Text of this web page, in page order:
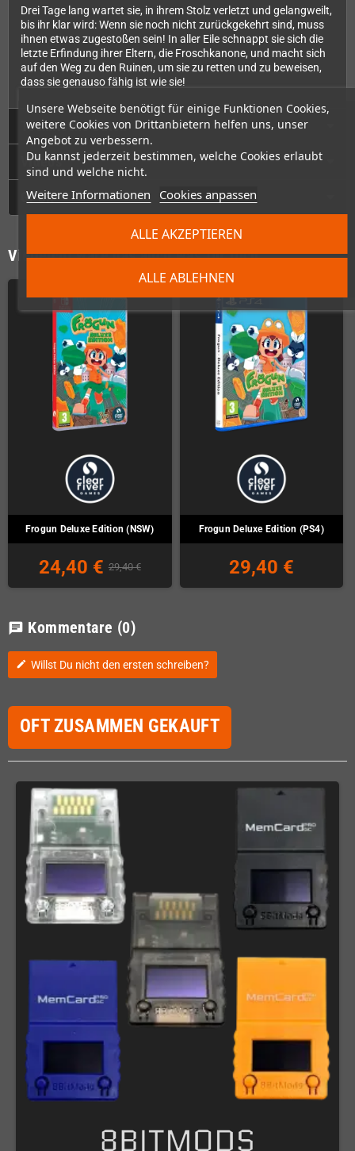
Unsere Webseite benötigt für einige Funktionen Cookies,
weitere Cookies von Drittanbietern helfen uns, unser
Angebot zu verbessern.
Du kannst jederzeit bestimmen, welche Cookies erlaubt
sind und welche nicht.
Weitere Informationen Cookies anpassen
ALLE ABLEHNEN
ALLE AKZEPTIEREN
Drei Tage lang wartet sie, in ihrem Stolz verletzt und gelangweilt,
bis ihr klar wird: Wenn sie noch nicht zurückgekehrt sind, muss
ihnen etwas zugestoßen sein! In aller Eile schnappt sie sich die
letzte Erfindung ihrer Eltern, die Froschkanone, und macht sich
auf den Weg zu den Ruinen, um sie zu retten und zu beweisen,
dass sie genauso fähig ist wie sie!
Technische Daten
Videos
GPSR
Vielleicht wäre das auch was für Dich
Frogun Deluxe Edition (NSW)
24,40 € 29,40 €
Frogun Deluxe Edition (PS4)
29,40 €
chat Kommentare (0)
edit Willst Du nicht den ersten schreiben?
OFT ZUSAMMEN GEKAUFT